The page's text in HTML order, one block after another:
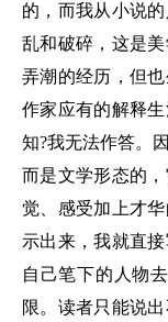
的，而我从小说
乱和破碎，这是
弄潮的经历，但
作家应有的解释
知?我无法作答。
而是文学形态的
觉、感受加上才
示出来，我就直
自己笔下的人物
限。读者只能说